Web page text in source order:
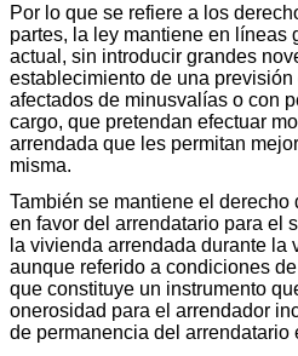
Por lo que se refiere a los
partes, la ley mantiene en líneas
actual, sin introducir grandes
establecimiento de una
afectados de minusvalías o con
cargo, que pretendan efectuar
arrendada que les permitan
misma.
También se mantiene el
en favor del arrendatario para el
la vivienda arrendada durante
aunque referido a condiciones
que constituye un instrumento
onerosidad para el arrendador
de permanencia del arrendatario